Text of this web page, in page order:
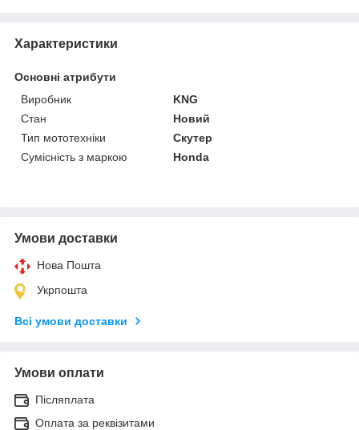
Характеристики
Основні атрибути
Виробник
KNG
Стан
Новий
Тип мототехніки
Скутер
Сумісність з маркою
Honda
Умови доставки
Нова Пошта
Укрпошта
Всі умови доставки
Умови оплати
Післяплата
Оплата за реквізитами